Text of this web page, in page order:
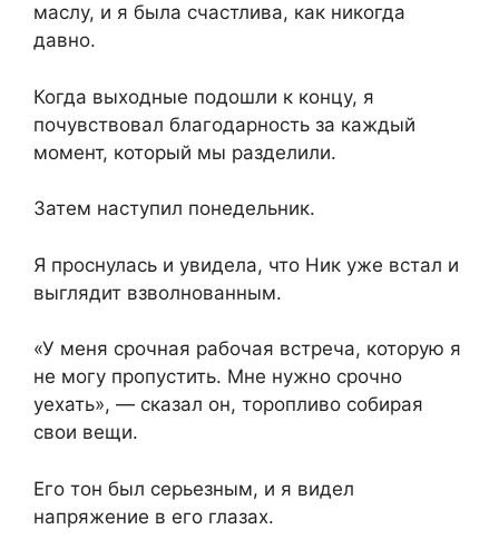
маслу, и я была счастлива, как никогда
давно.
Когда выходные подошли к концу, я
почувствовал благодарность за каждый
момент, который мы разделили.
Затем наступил понедельник.
Я проснулась и увидела, что Ник уже встал и
выглядит взволнованным.
«У меня срочная рабочая встреча, которую я
не могу пропустить. Мне нужно срочно
уехать», — сказал он, торопливо собирая
свои вещи.
Его тон был серьезным, и я видел
напряжение в его глазах.